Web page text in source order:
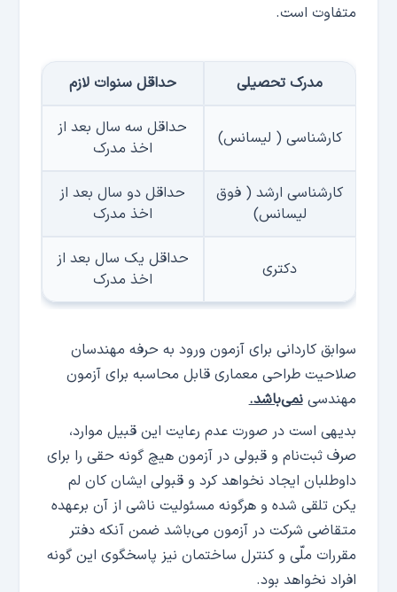
متفاوت است.
مدرک تحصیلی حداقل سنوات لازم
کارشناسی ( لیسانس)
حداقل سه سال بعد از
اخذ مدرک
کارشناسی ارشد ( فوق
لیسانس)
حداقل دو سال بعد از
اخذ مدرک
دکتری
حداقل یک سال بعد از
اخذ مدرک
سوابق کاردانی برای آزمون ورود به حرفه مهندسان
صلاحیت طراحی معماری قابل محاسبه برای آزمون
مهندسینمی‌باشد.
بدیهی است در صورت عدم رعایت این قبیل موارد،
صرف ثبت‌نام و قبولی در آزمون هیچ گونه حقی را برای
داوطلبان ایجاد نخواهد کرد و قبولی ایشان کان لم
یکن تلقی شده و هرگونه مسئولیت ناشی از آن برعهده
متقاضی شرکت در آزمون می‌باشد ضمن آنکه دفتر
مقررات ملّی و کنترل ساختمان نیز پاسخگوی این گونه
افراد نخواهد بود.